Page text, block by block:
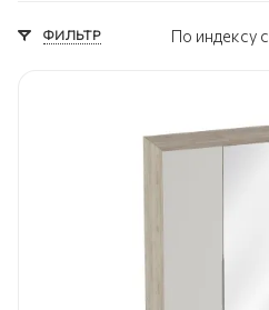
ФИЛЬТР По индексу